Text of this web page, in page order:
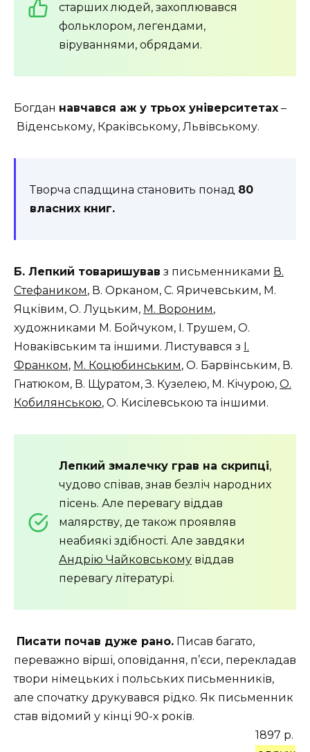
старших людей, захоплювався
фольклором, легендами,
віруваннями, обрядами.
Богдан навчався аж у трьох університетах –
Віденському, Краківському, Львівському.
Творча спадщина становить понад 80
власних книг.
Б. Лепкий товаришував з письменниками В.
Стефаником, В. Орканом, С. Яричевським, М.
Яцківим, О. Луцьким, М. Вороним,
художниками М. Бойчуком, І. Трушем, О.
Новаківським та іншими. Листувався з І.
Франком, М. Коцюбинським, О. Барвінським, В.
Гнатюком, В. Щуратом, З. Кузелею, М. Кічурою, О.
Кобилянською, О. Кисілевською та іншими.
Лепкий змалечку грав на скрипці,
чудово співав, знав безліч народних
пісень. Але перевагу віддав
малярству, де також проявляв
неабиякі здібності. Але завдяки
Андрію Чайковському віддав
перевагу літературі.
Писати почав дуже рано. Писав багато,
переважно вірші, оповідання, п’єси, перекладав
твори німецьких і польських письменників,
але спочатку друкувався рідко. Як письменник
став відомий у кінці 90-х років.
1897 р.